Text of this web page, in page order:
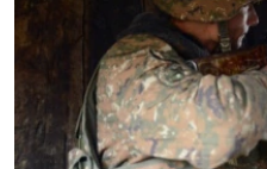
ՄԻՋԱԶԳԱՅԻՆ
ՄՇԱԿՈՒՅԹ
ՍՊՈՐՏ
ՄԵԿՆԱԲԱՆՈՒԹՅՈՒՆ